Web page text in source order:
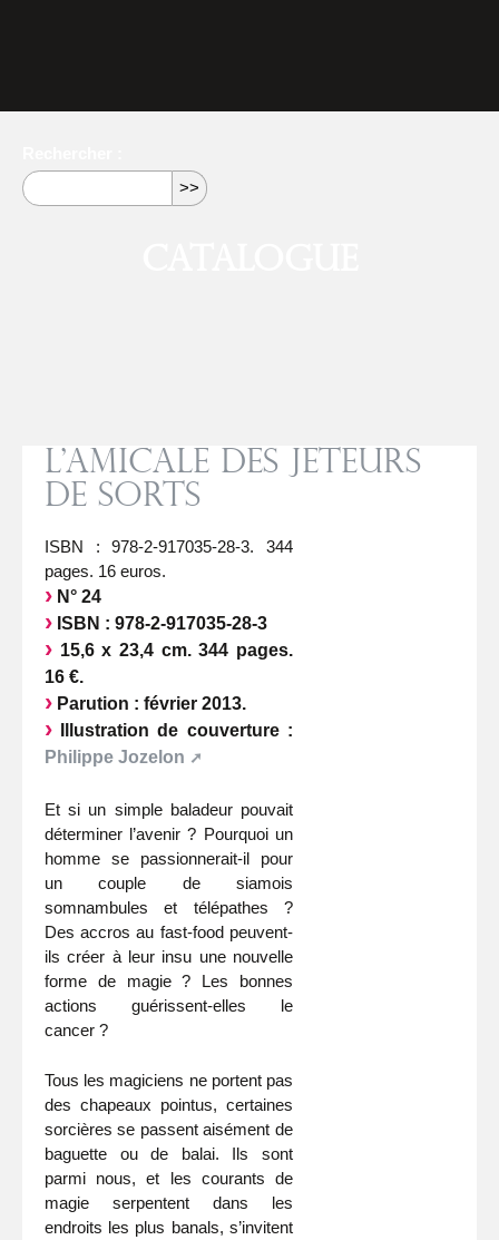
L’amicale des jeteurs
de sorts
ISBN : 978-2-917035-28-3. 344
pages. 16 euros.
N° 24
ISBN : 978-2-917035-28-3
15,6 x 23,4 cm. 344 pages.
16 €.
Parution : février 2013.
Illustration de couverture :
Philippe Jozelon
Et si un simple baladeur pouvait
déterminer l’avenir ? Pourquoi un
homme se passionnerait-il pour
un couple de siamois
somnambules et télépathes ?
Des accros au fast-food peuvent-
ils créer à leur insu une nouvelle
forme de magie ? Les bonnes
actions guérissent-elles le
cancer ?
Tous les magiciens ne portent pas
des chapeaux pointus, certaines
sorcières se passent aisément de
baguette ou de balai. Ils sont
parmi nous, et les courants de
magie serpentent dans les
endroits les plus banals, s’invitent